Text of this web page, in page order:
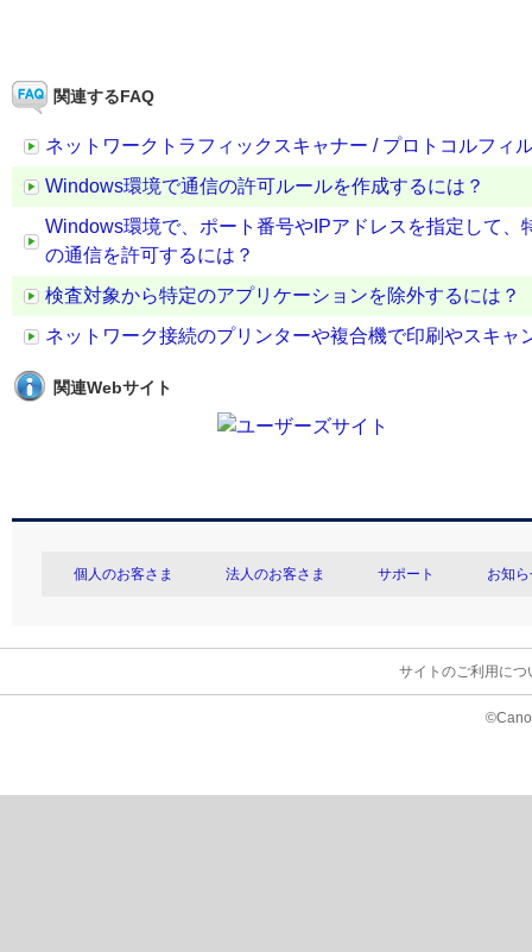
関連するFAQ
ネットワークトラフィックスキャナー / プロトコルフィ
Windows環境で通信の許可ルールを作成するには？
Windows環境で、ポート番号やIPアドレスを指定して
の通信を許可するには？
検査対象から特定のアプリケーションを除外するには？
ネットワーク接続のプリンターや複合機で印刷やスキャ
関連Webサイト
個人のお客さま 法人のお客さま サポート お知
サイトのご利用につ